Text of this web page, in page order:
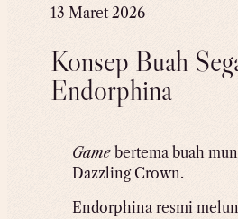
13 Maret 2026
Konsep Buah
Endorphina
Game bertema buah
Dazzling Crown.
Endorphina resmi